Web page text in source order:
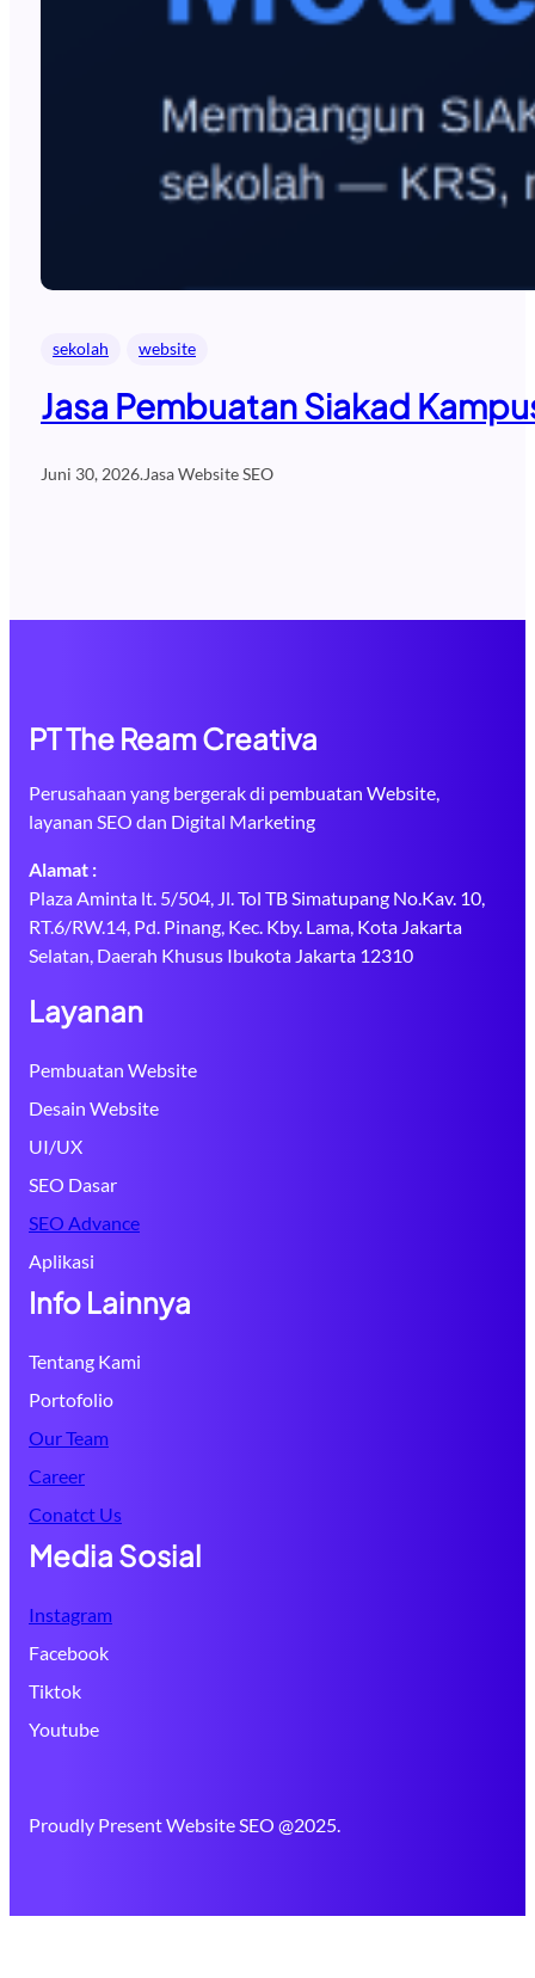
sekolah website
Jasa Pembuatan Siakad
Juni 30, 2026.Jasa Website SEO
PT The Ream Creativa
Perusahaan yang bergerak di pembuatan Website,
layanan SEO dan Digital Marketing
Alamat :
Plaza Aminta lt. 5/504, Jl. Tol TB Simatupang No.Kav. 10,
RT.6/RW.14, Pd. Pinang, Kec. Kby. Lama, Kota Jakarta
Selatan, Daerah Khusus Ibukota Jakarta 12310
Layanan
Pembuatan Website
Desain Website
UI/UX
SEO Dasar
SEO Advance
Aplikasi
Info Lainnya
Tentang Kami
Portofolio
Our Team
Career
Conatct Us
Media Sosial
Instagram
Facebook
Tiktok
Youtube
Proudly Present Website SEO @2025.